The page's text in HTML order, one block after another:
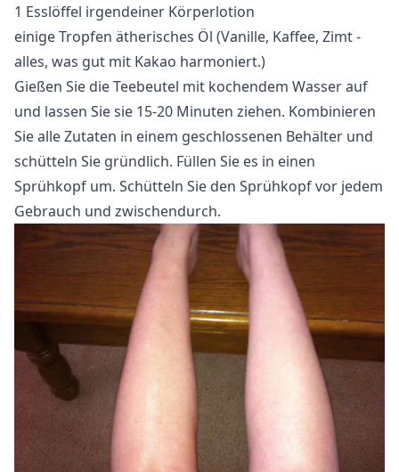
1 Esslöffel irgendeiner Körperlotion
einige Tropfen ätherisches Öl (Vanille, Kaffee, Zimt -
alles, was gut mit Kakao harmoniert.)
Gießen Sie die Teebeutel mit kochendem Wasser auf
und lassen Sie sie 15-20 Minuten ziehen. Kombinieren
Sie alle Zutaten in einem geschlossenen Behälter und
schütteln Sie gründlich. Füllen Sie es in einen
Sprühkopf um. Schütteln Sie den Sprühkopf vor jedem
Gebrauch und zwischendurch.